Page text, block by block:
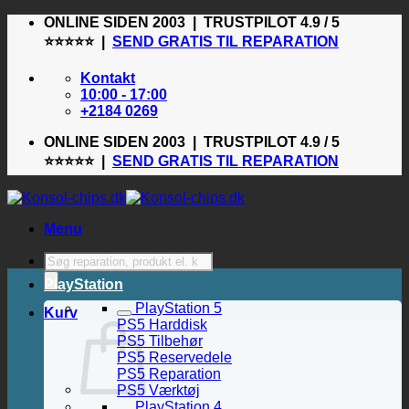
FortsætONLINE SIDEN 2003 | TRUSTPILOT 4.9 / 5
⭐⭐⭐⭐⭐ | SEND GRATIS TIL REPARATION
Kontakt
10:00 - 17:00
+2184 0269
ONLINE SIDEN 2003 | TRUSTPILOT 4.9 / 5
⭐⭐⭐⭐⭐ | SEND GRATIS TIL REPARATION
Menu
Products
search
Kurv
PlayStation
PlayStation 5
PS5 Harddisk
PS5 Tilbehør
PS5 Reservedele
PS5 Reparation
PS5 Værktøj